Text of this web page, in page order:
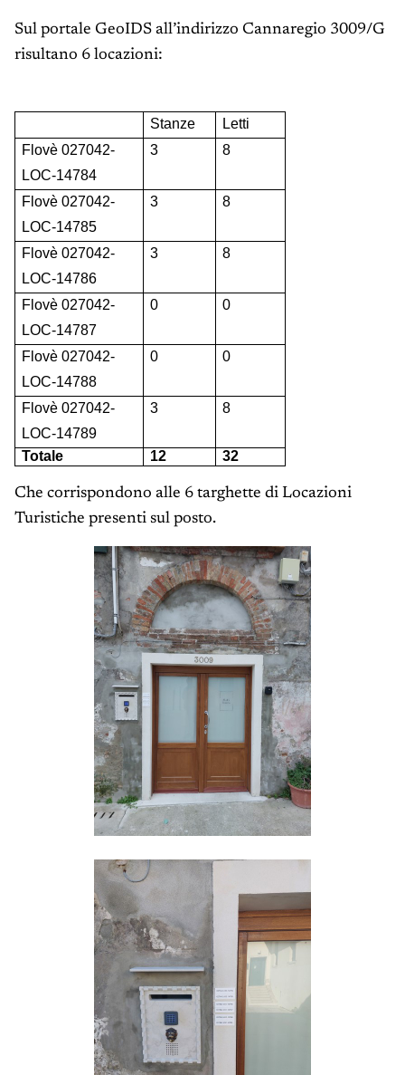
Sul portale GeoIDS all’indirizzo Cannaregio 3009/G
risultano 6 locazioni:
Stanze
Letti
Flovè 027042-
LOC-14784
3 8
Flovè 027042-
LOC-14785
3 8
Flovè 027042-
LOC-14786
3 8
Flovè 027042-
LOC-14787
0 0
Flovè 027042-
LOC-14788
0 0
Flovè 027042-
LOC-14789
3 8
Totale 12 32
Che corrispondono alle 6 targhette di Locazioni
Turistiche presenti sul posto.